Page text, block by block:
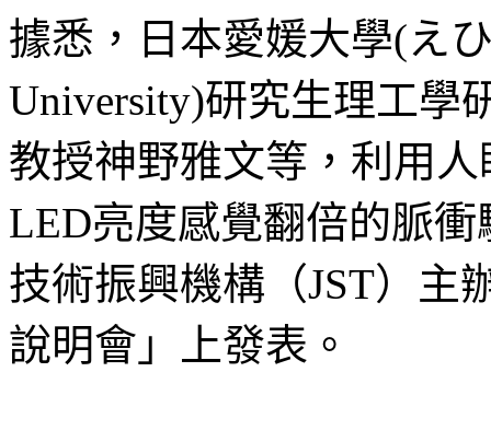
據悉，日本愛媛大學(え
University)研究生理工學
教授神野雅文等，利用
LED亮度感覺翻倍的脈
技術振興機構（JST）主
說明會」上發表。